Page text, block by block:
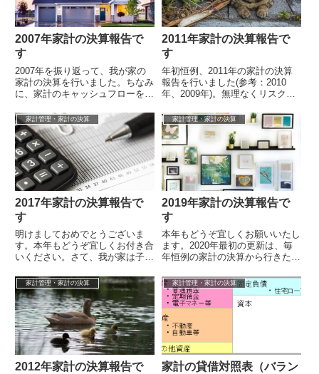
2007年家計の決算報告で
す
2007年を振り返って、我が家の
家計の決算を行いました。ちなみ
に、家計のキャッシュフローを大
の頃からもう10年程家計簿を付
けていま...
2011年家計の決算報告で
す
年初恒例、2011年の家計の決算
報告を行いました(参考：2010
年、2009年)。無理なくリスク資
トとして、おおざっぱでも良いの
で...
家計管理・家計の決算
2017年家計の決算報告で
す
明けましておめでとうございま
す。本年もどうぞ宜しくお付き合
いください。さて、我が家は子無
は一つとし、妻の小遣いを除き全
て一元化して...
家計管理・家計の決算
2019年家計の決算報告で
す
本年もどうぞ宜しくお願いいたし
ます。2020年最初の更新は、毎
年恒例の家計の決算から行きたい
の管理方法について。我が家は夫
婦共にフ...
家計管理・家計の決算
2012年家計の決算報告で
家計管理・家計の決算
家計の貸借対照表（バラン